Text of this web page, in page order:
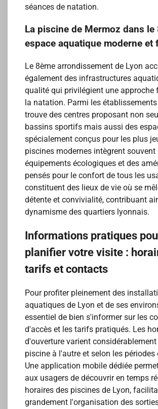
séances de natation.
La piscine de Mermoz dans le
espace aquatique moderne et
Le 8ème arrondissement de Lyon
également des infrastructures
qualité qui privilégient une approche
la natation. Parmi les
trouve des centres proposant non
bassins sportifs mais aussi des
spécialement conçus pour les plus
piscines modernes intègrent souvent
équipements écologiques et des
pensés pour le confort de tous les
constituent des lieux de vie où se
détente et convivialité, contribuant
dynamisme des quartiers lyonnais.
Informations pratiques
planifier votre visite :
tarifs et contacts
Pour profiter pleinement des
aquatiques de Lyon et de ses
essentiel de bien s'informer sur les
d'accès et les tarifs pratiqués. Les
d'ouverture varient
piscine à l'autre et selon les périodes
Une application mobile dédiée
aux usagers de découvrir en temps
horaires des piscines de Lyon,
grandement l'organisation des